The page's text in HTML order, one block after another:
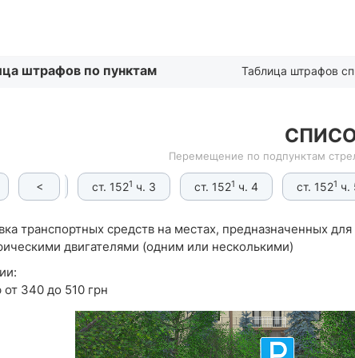
штрафов по пунктам Таблица штрафов
Перемещение по подпунктам
<
152 ч. 2 ст. 1521 ч. 3 ст. 1521 ч. 4 ст. 1521 ч.
транспортных средств на местах, предназначенных
двигателями (одним или несколькими)
340 до 510 грн